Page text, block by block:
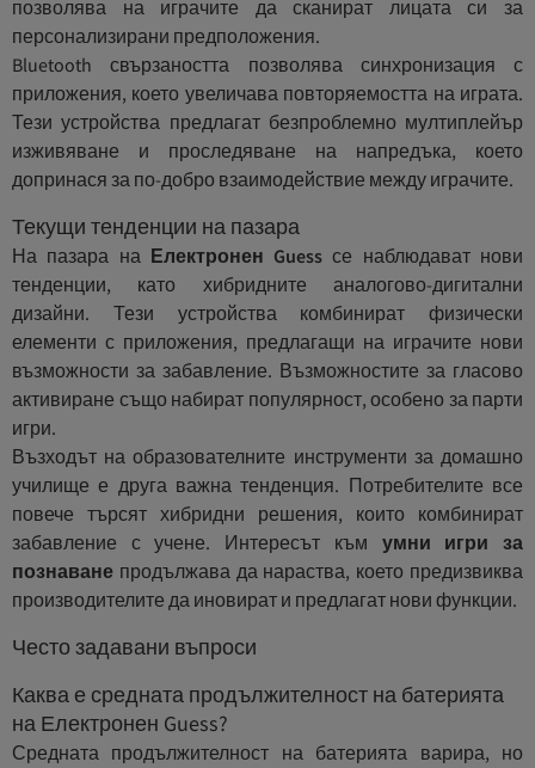
позволява на играчите да сканират лицата си за
персонализирани предположения.
Bluetooth свързаността позволява синхронизация с
приложения, което увеличава повторяемостта на играта.
Тези устройства предлагат безпроблемно мултиплейър
изживяване и проследяване на напредъка, което
допринася за по-добро взаимодействие между играчите.
Текущи тенденции на пазара
На пазара на Електронен Guess се наблюдават нови
тенденции, като хибридните аналогово-дигитални
дизайни. Тези устройства комбинират физически
елементи с приложения, предлагащи на играчите нови
възможности за забавление. Възможностите за гласово
активиране също набират популярност, особено за парти
игри.
Възходът на образователните инструменти за домашно
училище е друга важна тенденция. Потребителите все
повече търсят хибридни решения, които комбинират
забавление с учене. Интересът към умни игри за
познаване продължава да нараства, което предизвиква
производителите да иновират и предлагат нови функции.
Често задавани въпроси
Каква е средната продължителност на батерията
на Електронен Guess?
Средната продължителност на батерията варира, но